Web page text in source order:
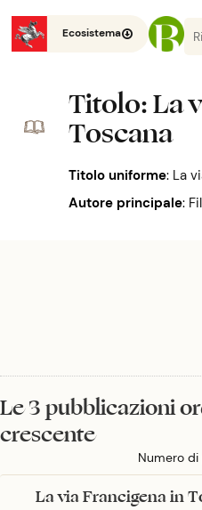
Ecosistema
Titolo: La
Toscana
Titolo uniforme: La
Autore principale:
Le 3 pubblicazioni
crescente
Numero
La via Francigena in